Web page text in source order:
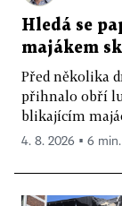
Hledá se
majákem
Před několika
přihnalo obří
blikajícím
4. 8. 2026 ▪ 6